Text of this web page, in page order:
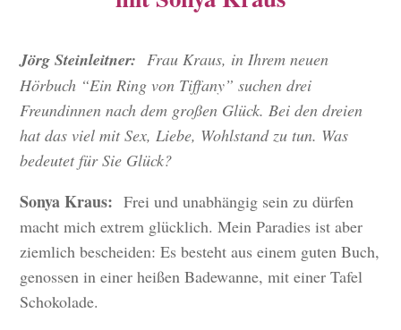
Jörg Steinleitner:Frau Kraus, in Ihrem neuen
Hörbuch “Ein Ring von Tiffany” suchen drei
Freundinnen nach dem großen Glück. Bei den dreien
hat das viel mit Sex, Liebe, Wohlstand zu tun. Was
bedeutet für Sie Glück?
Sonya Kraus:Frei und unabhängig sein zu dürfen
macht mich extrem glücklich. Mein Paradies ist aber
ziemlich bescheiden: Es besteht aus einem guten Buch,
genossen in einer heißen Badewanne, mit einer Tafel
Schokolade.